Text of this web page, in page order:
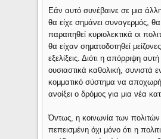
Εάν αυτό συνέβαινε σε μια
θα είχε σημάνει συναγερμός, θα
παραιτηθεί κυριολεκτικά οι
θα είχαν σηματοδοτηθεί
εξελίξεις. Διότι η απόρριψη αυτή
ουσιαστικά καθολική, συνιστά
κομματικό σύστημα να
ανοίξει ο δρόμος για μια νέα
Όντως, η κοινωνία των πολιτών
πεπεισμένη όχι μόνο ότι η